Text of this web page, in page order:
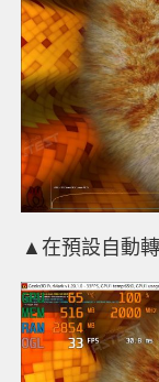
▲在預設自動